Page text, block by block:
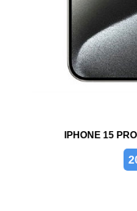
IPHONE 15